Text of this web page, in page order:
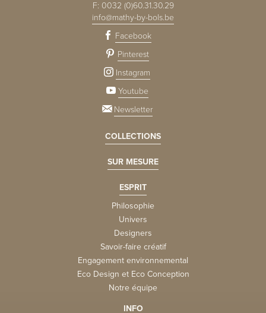
F: 0032 (0)60.31.30.29
info@mathy-by-bols.be
Facebook
Pinterest
Instagram
Youtube
Newsletter
COLLECTIONS
SUR MESURE
ESPRIT
Philosophie
Univers
Designers
Savoir-faire créatif
Engagement environnemental
Eco Design et Eco Conception
Notre équipe
INFO